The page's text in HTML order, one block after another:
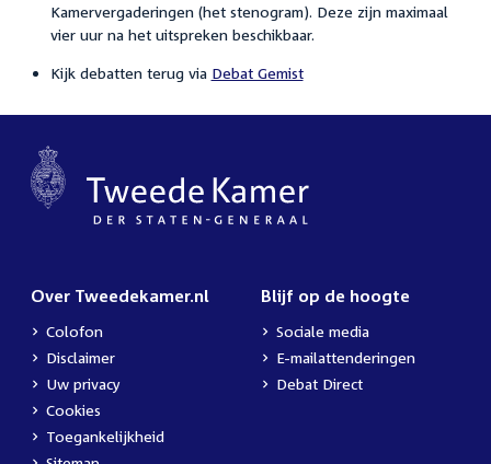
Kamervergaderingen (het stenogram). Deze zijn maximaal
vier uur na het uitspreken beschikbaar.
Kijk debatten terug via Debat Gemist
Over Tweedekamer.nl
Colofon
Disclaimer
Uw privacy
Cookies
Toegankelijkheid
Blijf op de hoogte
Sociale media
E-mailattenderingen
Debat Direct